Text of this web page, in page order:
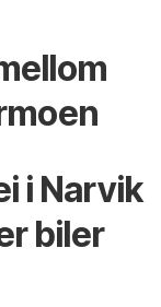
i Narvik
biler